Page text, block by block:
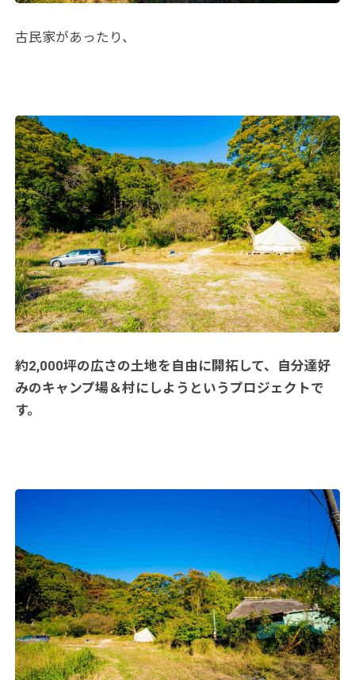
古民家があったり、
約2,000坪の広さの土地を 自由に開拓して、自分達好
みのキャンプ場＆村にしようというプロジェクトで
す。